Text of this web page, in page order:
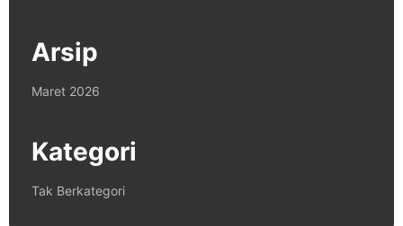
Arsip
Maret 2026
Kategori
Tak Berkategori